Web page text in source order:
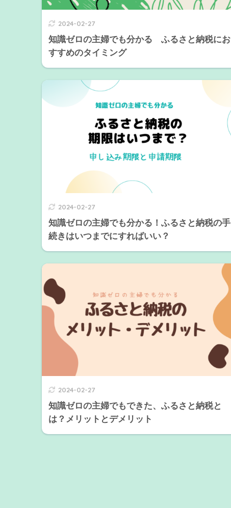
2024-02-27
知識ゼロの主婦でも分かる ふるさと納税にお
すすめのタイミング
2024-02-27
知識ゼロの主婦でも分かる！ふるさと納税の手
続きはいつまでにすればいい？
2024-02-27
知識ゼロの主婦でもできた、ふるさと納税と
は？メリットとデメリット